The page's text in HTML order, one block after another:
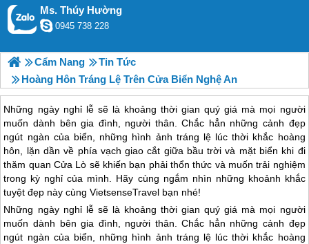
Ms. Thúy Hường
0945 738 228
Cẩm Nang
Tin Tức
Hoàng Hôn Tráng Lệ Trên Cửa Biển Nghệ An
Những ngày nghỉ lễ sẽ là khoảng thời gian quý giá mà mọi người
muốn dành bên gia đình, người thân. Chắc hẳn những cảnh đẹp
ngút ngàn của biển, những hình ảnh tráng lệ lúc thời khắc hoàng
hôn, lặn dần về phía vạch giao cắt giữa bầu trời và mặt biển khi đi
thăm quan Cửa Lò sẽ khiến bạn phải thổn thức và muốn trải nghiệm
trong kỳ nghỉ của mình. Hãy cùng ngắm nhìn những khoảnh khắc
tuyệt đẹp này cùng VietsenseTravel bạn nhé!
Những ngày nghỉ lễ sẽ là khoảng thời gian quý giá mà mọi người
muốn dành bên gia đình, người thân. Chắc hẳn những cảnh đẹp
ngút ngàn của biển, những hình ảnh tráng lệ lúc thời khắc hoàng